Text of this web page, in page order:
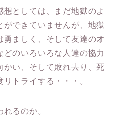
としては、まだ地獄のよ
ができていませんが、地獄
勇ましく、そして友達のオ
どのいろいろな人達の協力
かい、そして敗れ去り、死
トライする・・・。
るのか。